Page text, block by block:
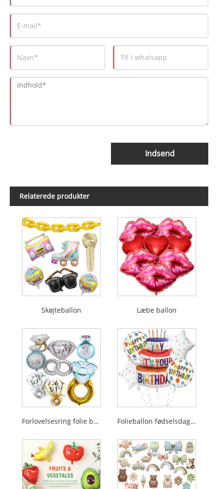
Indsend
Relaterede produkter
Skøjteballon Læbe ballon
Forlovelsesring folie ballon Folieballon fødselsdagssæt